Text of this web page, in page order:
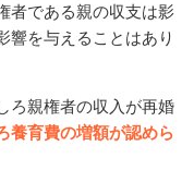
者である親の収支は影
響を与えることはあり
ろ親権者の収入が再婚
養育費の増額が認めら